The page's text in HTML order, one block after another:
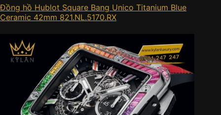
Đồng hồ Hublot Square Bang Unico Titanium Blue
Ceramic 42mm 821.NL.5170.RX